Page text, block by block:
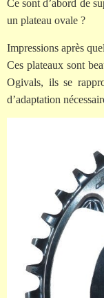
Ce sont d’abord de
un plateau ovale ?
Impressions après
Ces plateaux sont
Ogivals, ils se
d’adaptation